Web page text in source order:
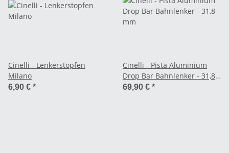
Cinelli - Lenkerstopfen
Milano
6,90 € *
Cinelli - Pista Aluminium
Drop Bar Bahnlenker - 31,8
mm
69,90 € *